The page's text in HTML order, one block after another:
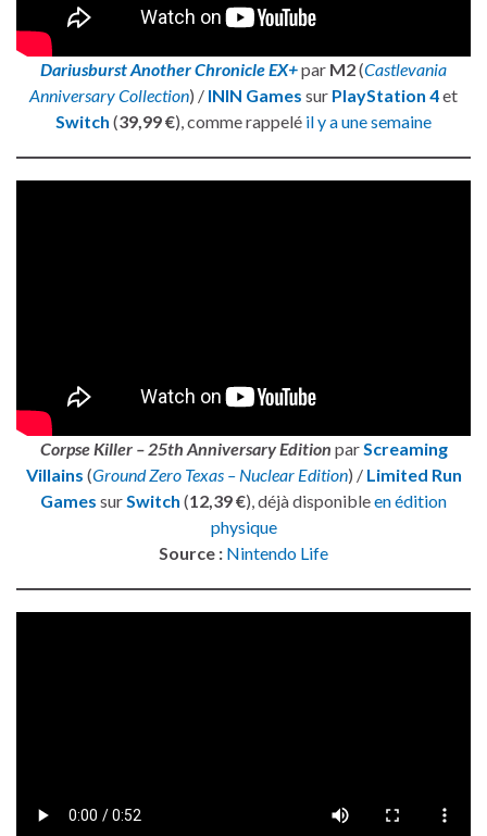
Dariusburst Another Chronicle EX+par M2(Castlevania
Anniversary Collection) / ININ Games sur PlayStation 4et
Switch (39,99 €), comme rappelé il y a une semaine
Corpse Killer – 25th Anniversary Edition parScreaming
Villains (Ground Zero Texas – Nuclear Edition) / Limited Run
Games surSwitch (12,39 €), déjà disponibleen édition
physique
Source : Nintendo Life